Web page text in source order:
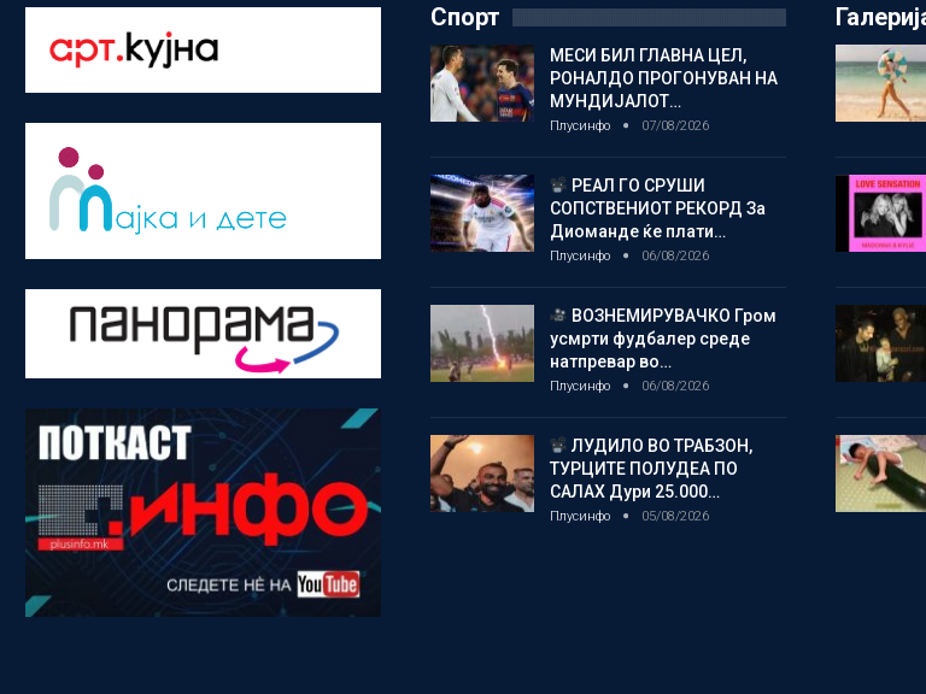
Спорт
МЕСИ БИЛ ГЛАВНА ЦЕЛ,
РОНАЛДО ПРОГОНУВАН НА
МУНДИЈАЛОТ…
Плусинфо 07/08/2026
РЕАЛ ГО СРУШИ
СОПСТВЕНИОТ РЕКОРД За
Диоманде ќе плати…
Плусинфо 06/08/2026
ВОЗНЕМИРУВАЧКО Гром
усмрти фудбалер среде
натпревар во…
Плусинфо 06/08/2026
ЛУДИЛО ВО ТРАБЗОН,
ТУРЦИТЕ ПОЛУДЕА ПО
САЛАХ Дури 25.000…
Плусинфо 05/08/2026